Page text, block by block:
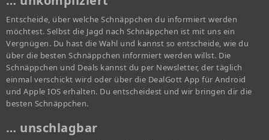
Entscheide, über welche Schnäppchen du informiert werden
möchtest. Selbst die Jagd nach Schnäppchen ist mit uns ein
Vergnügen. Du hast die Wahl und kannst so entscheide, wie du
über die besten Schnäppchen informiert werden willst. Die
Schnäppchen und Deals kannst du per Newsletter, der täglich
einmal verschickt wird oder über die DealGott App für Android
und Apple IOS erhalten. Du entscheidest und wir bringen dir die
besten Schnäppchen.
… unschlagbar